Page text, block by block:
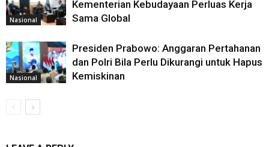
Nasional
Kementerian Kebudayaan Perluas Kerja
Sama Global
Nasional
Presiden Prabowo: Anggaran Pertahanan
dan Polri Bila Perlu Dikurangi untuk Hapus
Kemiskinan